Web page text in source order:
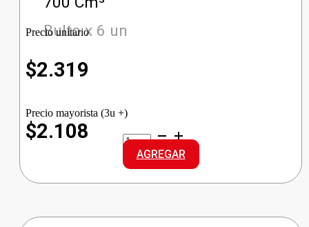
Bulto x 6 un
Precio unitario
$2.319
Precio mayorista (3u +)
$2.108
CABARCENO
VINO
ROSADO
DCE
cantidad
AGREGAR